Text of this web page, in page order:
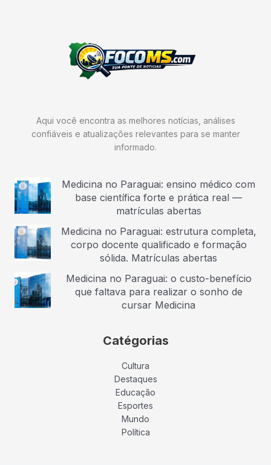
Aqui você encontra as melhores notícias, análises
confiáveis e atualizações relevantes para se manter
informado.
Medicina no Paraguai: ensino médico com
base científica forte e prática real —
matrículas abertas
Medicina no Paraguai: estrutura completa,
corpo docente qualificado e formação
sólida. Matrículas abertas
Medicina no Paraguai: o custo-benefício
que faltava para realizar o sonho de
cursar Medicina
Catégorias
Cultura
Destaques
Educação
Esportes
Mundo
Política